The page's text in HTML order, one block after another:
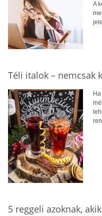
A
Téli italok – nemcsak
5 reggeli azoknak,